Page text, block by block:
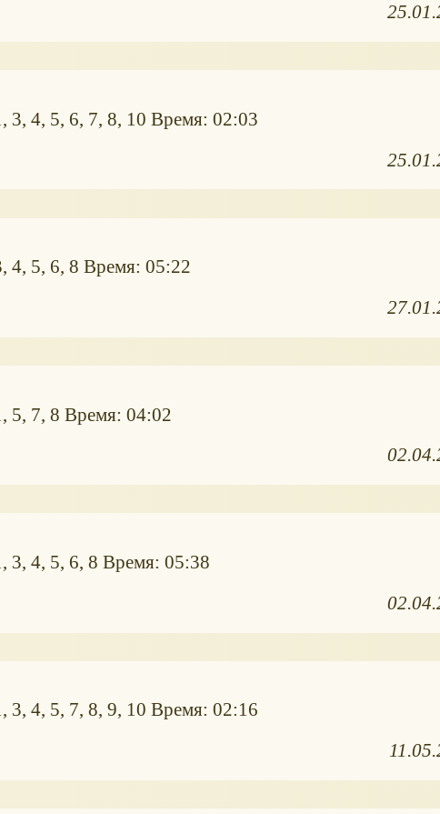
3, 4, 5, 6, 7, 8, 10 Время: 02:03
4, 5, 6, 8 Время: 05:22
5, 7, 8 Время: 04:02
3, 4, 5, 6, 8 Время: 05:38
3, 4, 5, 7, 8, 9, 10 Время: 02:16